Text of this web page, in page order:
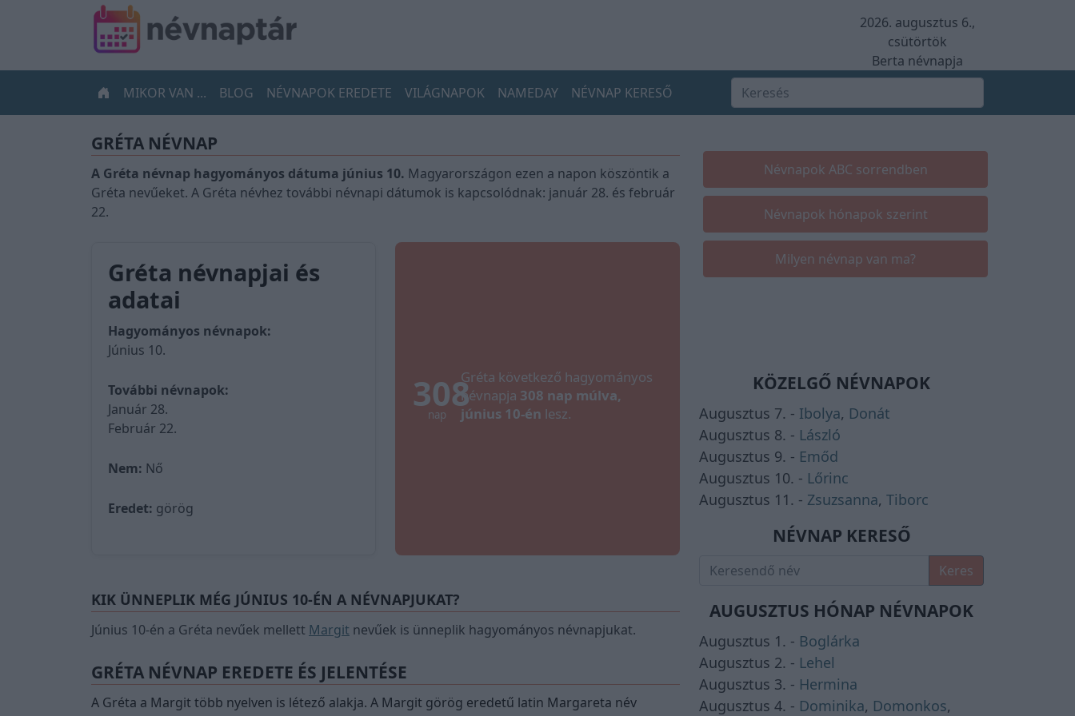
2026. augusztus 6.,
csütörtök
Berta névnapja
MIKOR VAN ...
BLOG NÉVNAPOK EREDETE VILÁGNAPOK NAMEDAY NÉVNAP KERESŐ
GRÉTA NÉVNAP
A Gréta névnap hagyományos dátuma június 10. Magyarországon ezen a napon köszöntik a
Gréta nevűeket. A Gréta névhez további névnapi dátumok is kapcsolódnak: január 28. és február
22.
Gréta névnapjai és
adatai
Hagyományos névnapok:
Június 10.
További névnapok:
Január 28.
Február 22.
Nem: Nő
Eredet: görög
308
nap
Gréta következő hagyományos
névnapja 308 nap múlva,
június 10-én lesz.
KIK ÜNNEPLIK MÉG JÚNIUS 10-ÉN A NÉVNAPJUKAT?
Június 10-én a Gréta nevűek mellett Margit nevűek is ünneplik hagyományos névnapjukat.
GRÉTA NÉVNAP EREDETE ÉS JELENTÉSE
A Gréta a Margit több nyelven is létező alakja. A Margit görög eredetű latin Margareta név
Névnapok ABC sorrendben
Névnapok hónapok szerint
Milyen névnap van ma?
KÖZELGŐ NÉVNAPOK
Augusztus 7. - Ibolya, Donát
Augusztus 8. - László
Augusztus 9. - Emőd
Augusztus 10. - Lőrinc
Augusztus 11. - Zsuzsanna, Tiborc
NÉVNAP KERESŐ
Keres
AUGUSZTUS HÓNAP NÉVNAPOK
Augusztus 1. - Boglárka
Augusztus 2. - Lehel
Augusztus 3. - Hermina
Augusztus 4. - Dominika, Domonkos,